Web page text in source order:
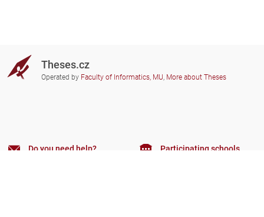
Theses.cz
Operated by Faculty of Informatics, MU, More about Theses
Do you need help? Participating schools